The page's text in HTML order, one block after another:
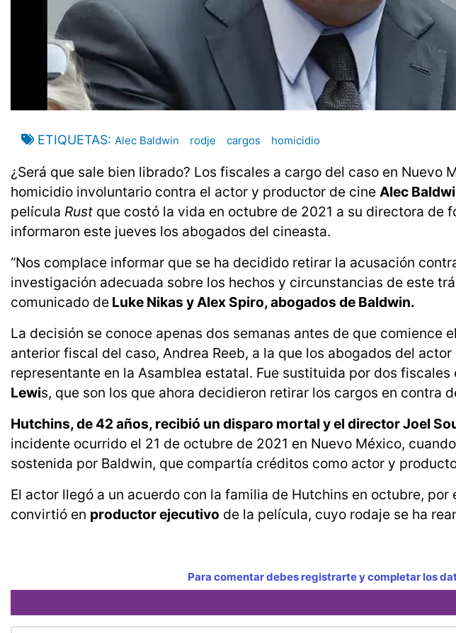
ETIQUETAS Alec Baldwin rodje cargos homicidio
¿Será que sale bien librado? Los fiscales a cargo del caso en Nuevo
homicidio involuntario contra el actor y productor de cine Alec
película Rust que costó la vida en octubre de 2021 a su directora de
informaron este jueves los abogados del cineasta.
“Nos complace informar que se ha decidido retirar la acusación
investigación adecuada sobre los hechos y circunstancias de este
comunicado de Luke Nikas y Alex Spiro, abogados de Baldwin.
La decisión se conoce apenas dos semanas antes de que comience
anterior fiscal del caso, Andrea Reeb, a la que los abogados del
representante en la Asamblea estatal. Fue sustituida por dos fiscales
Lewis, que son los que ahora decidieron retirar los cargos en contra
Hutchins, de 42 años, recibió un disparo mortal y el director Joel
incidente ocurrido el 21 de octubre de 2021 en Nuevo México,
sostenida por Baldwin, que compartía créditos como actor y
El actor llegó a un acuerdo con la familia de Hutchins en octubre,
convirtió en productor ejecutivo de la película, cuyo rodaje se ha
Para comentar debes registrarte y completar los